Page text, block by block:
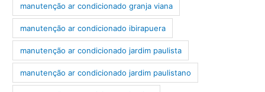
manutenção ar condicionado granja viana
manutenção ar condicionado ibirapuera
manutenção ar condicionado jardim paulista
manutenção ar condicionado jardim paulistano